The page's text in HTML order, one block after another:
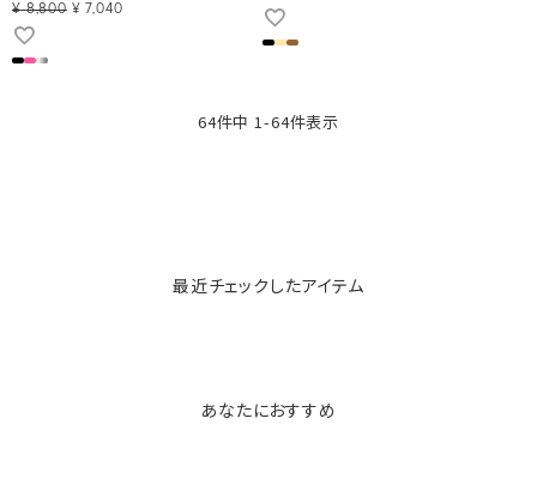
¥ 8,800 ¥ 7,040
64件中 1 -64件表示
最近チェックしたアイテム
あなたにおすすめ